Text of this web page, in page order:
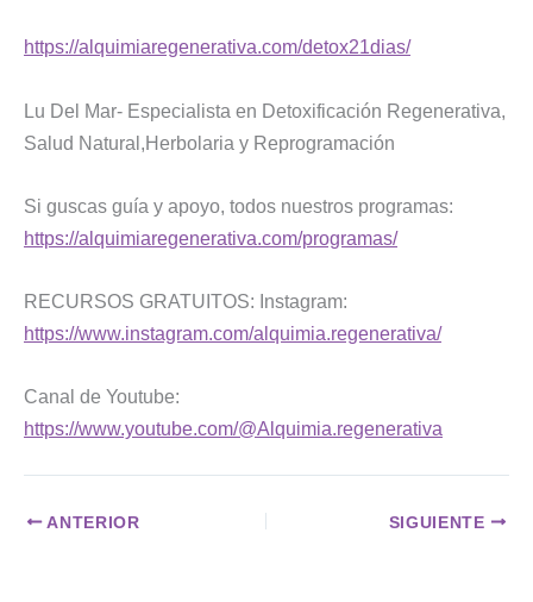
https://alquimiaregenerativa.com/detox21dias/
Lu Del Mar- Especialista en Detoxificación Regenerativa,
Salud Natural,Herbolaria y Reprogramación
Si guscas guía y apoyo, todos nuestros programas:
https://alquimiaregenerativa.com/programas/
RECURSOS GRATUITOS: Instagram:
https://www.instagram.com/alquimia.regenerativa/
Canal de Youtube:
https://www.youtube.com/@Alquimia.regenerativa
ANTERIOR SIGUIENTE